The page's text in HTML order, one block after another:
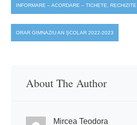
navigation
INFORMARE – ACORDARE – TICHETE, RECHIZITE
ORAR GIMNAZIU AN ȘCOLAR 2022-2023
About The Author
Mircea Teodora